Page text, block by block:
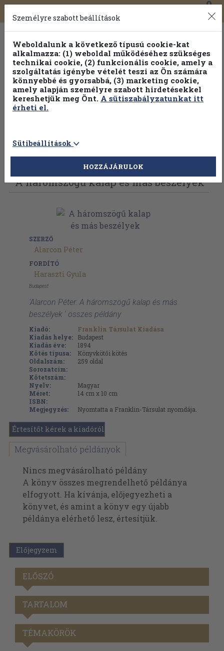
Toggle
navigation
0
Vissza az előző oldalra Válasszon példányt
A háromszögű kalap és más beszélyek
SZERZŐ
Alarcon Péter
FORDÍTÓ
Haraszti Gyula
Budapest
'Alarcon Péter: A háromszögű kalap és más
beszélyek ' összes példány
Kiadó:
Franklin Társulat Kiadása
Kiadás helye:
Budapest
Kiadás éve:
1894
Kötés típusa:
Könyvkötői kötés
Oldalszám:
259 oldal
Sorozatcím:
Kötetszám:
Nyelv:
Magyar
Méret:
14 cm x 10 cm
ISBN:
Megjegyzés:
Nyomtatta a Franklin-Társulat nyomdája.
Értesítőt kérek a kiadóról
Megvásárolható példányok
Nincs megvásárolható példány
A könyv összes megrendelhető példánya
elfogyott. Ha kívánja, előjegyezheti a
könyvet, és amint a könyv egy újabb
példánya elérhető lesz, értesítjük.
Előjegyzem
ELŐSZÓ
TARTALOM
TÉMAKÖRÖK
Személyre szabott beállítások
Weboldalunk a következő típusú cookie-kat
alkalmazza: (1) weboldal működéséhez szükséges
technikai cookie, (2) funkcionális cookie, amely a
szolgáltatás igénybe vételét teszi az Ön számára
könnyebbé és gyorsabbá, (3) marketing cookie,
amely alapján személyre szabott hirdetésekkel
kereshetjük meg Önt. A sütiszabályzatunkat itt
érheti el.
Sütibeállítások
HOZZÁJÁRULOK